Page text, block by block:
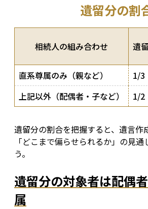
相続人の組み合わせ 遺
直系尊属のみ（親など）
1/3
上記以外（配偶者・子など）
1/2
遺留分の割
遺留分の割合を把握すると、遺言作
「どこまで偏らせられるか」の見
う。
遺留分の対象者は配偶
属